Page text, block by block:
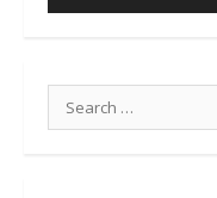
Search
for: